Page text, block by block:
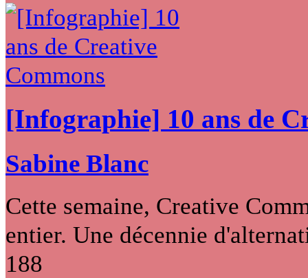
[Infographie] 10 ans de
Sabine Blanc
Cette semaine, Creative
entier. Une décennie
188